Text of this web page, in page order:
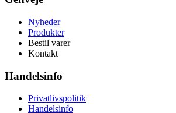
Nyheder
Produkter
Bestil varer
Kontakt
Handelsinfo
Privatlivspolitik
Handelsinfo